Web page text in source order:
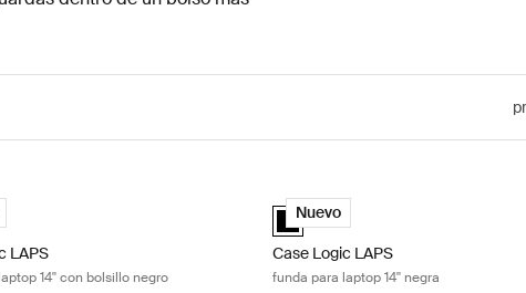
LAPS funda para laptop 14'' con bolsillo negro Black
LAPS laptop sleeve 14'' with pocket Negro (selected)
LAPS
14'' con bolsillo negro
Case Logic LAPS funda para laptop
Nuevo
Case Logic LAPS laptop sleeve 14''
Case Logic LAPS
funda para laptop 14'' negra